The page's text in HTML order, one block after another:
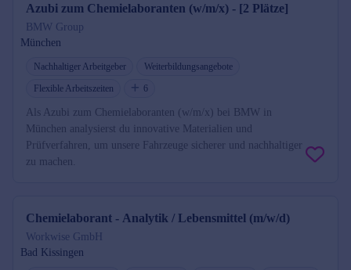
Azubi zum Chemielaboranten (w/m/x) - [2 Plätze]
BMW Group
München
Nachhaltiger Arbeitgeber
Weiterbildungsangebote
Flexible Arbeitszeiten
6
Als Azubi zum Chemielaboranten (w/m/x) bei BMW in
München analysierst du innovative Materialien und
Prüfverfahren, um unsere Fahrzeuge sicherer und nachhaltiger
zu machen.
Chemielaborant - Analytik / Lebensmittel (m/w/d)
Workwise GmbH
Bad Kissingen